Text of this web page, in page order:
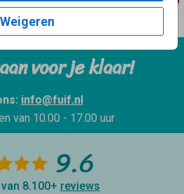
Weigeren
voor je klaar!
info@fuif.nl
van 10.00 - 17.00 uur
9.6
8.100+ reviews